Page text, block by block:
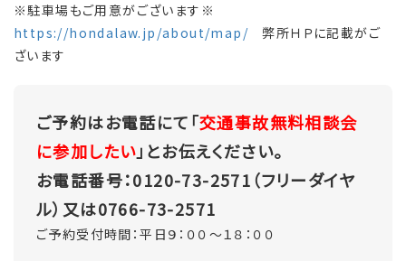
※駐車場もご用意がございます※
https://hondalaw.jp/about/map/ 弊所ＨＰに記載がご
ざいます
ご予約はお電話にて「交通事故無料相談会
に参加したい」とお伝えください。
お電話番号：0120-73-2571（フリーダイヤ
ル）又は0766-73-2571
ご予約受付時間：平日９：００～１８：００